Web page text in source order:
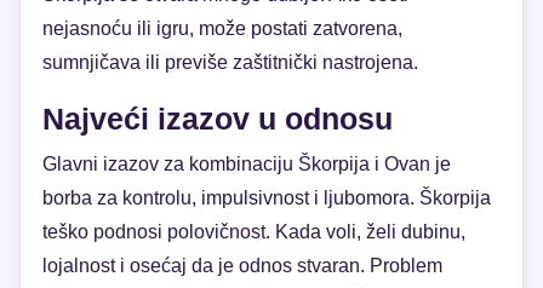
nejasnoću ili igru, može postati zatvorena,
sumnjičava ili previše zaštitnički nastrojena.
Najveći izazov u odnosu
Glavni izazov za kombinaciju Škorpija i Ovan je
borba za kontrolu, impulsivnost i ljubomora. Škorpija
teško podnosi polovičnost. Kada voli, želi dubinu,
lojalnost i osećaj da je odnos stvaran. Problem